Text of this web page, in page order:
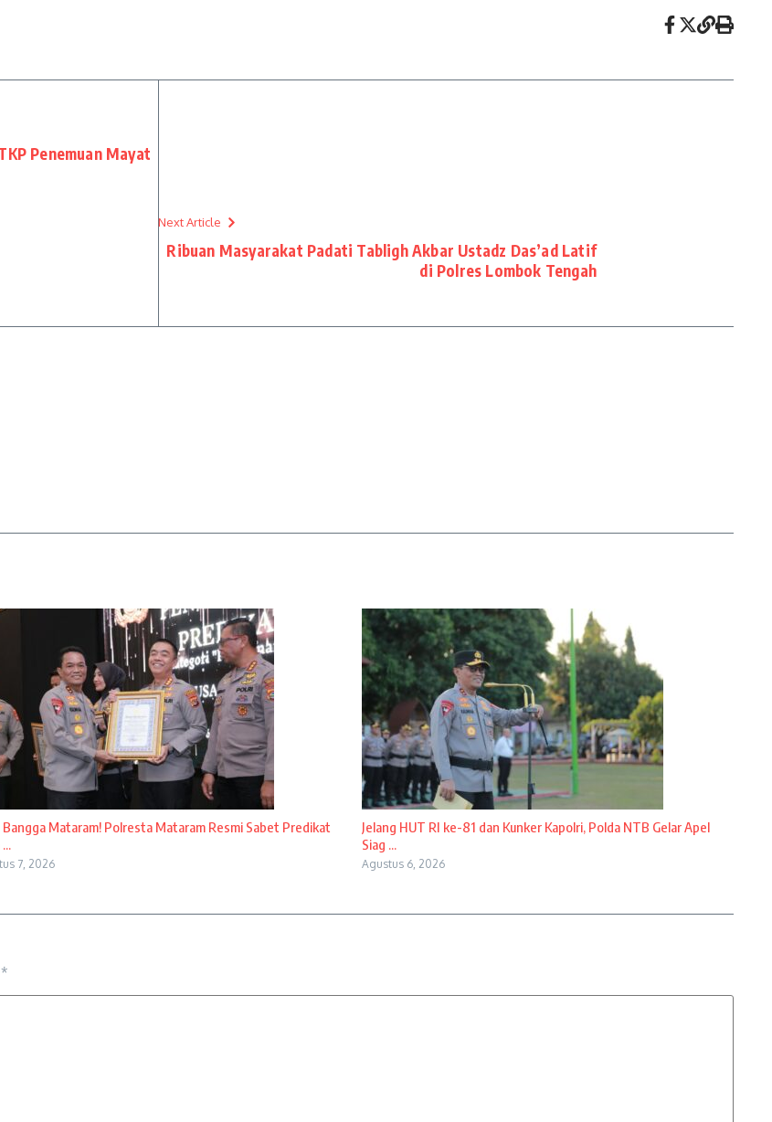
Penemuan Mayat
Next Article
Ribuan Masyarakat Padati Tabligh Akbar Ustadz Das’ad Latif
di Polres Lombok Tengah
Bangga Mataram! Polresta Mataram Resmi Sabet Predikat
7, 2026
Jelang HUT RI ke-81 dan Kunker Kapolri, Polda NTB Gelar Apel
Siag ...
Agustus 6, 2026
*